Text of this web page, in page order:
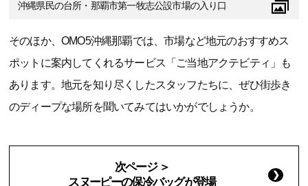
沖縄県民の台所・那覇市第一牧志公設市場の入り口
そのほか、OMO5沖縄那覇では、市場など地元のおすすめス
ポットに案内してくれるサービス「ご当地アクテビティ」も
あります。地元を知り尽くしたスタッフたちに、ぜひ街歩き
のディープな場所を聞いてみてはいかがでしょうか。
次ページ ＞
スヌーピーの保冷バッグが登場